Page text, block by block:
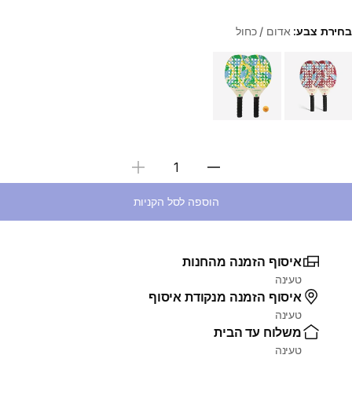
בחירת צבע: אדום / כחול
Choose a variant
בחירת כמות
הוספה לסל הקניות
איסוף הזמנה מהחנות
טעינה
איסוף הזמנה מנקודת איסוף
טעינה
משלוח עד הבית
טעינה